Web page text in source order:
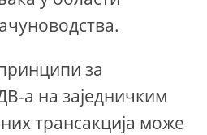
за
а на заједничким
трансакција може